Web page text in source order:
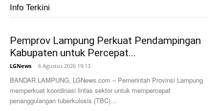
Info Terkini
Pemprov Lampung Perkuat Pendampingan
Kabupaten untuk Percepat...
LGNews - 6 Agustus 2026 19:13
BANDAR LAMPUNG, LGNews.com – Pemerintah Provinsi Lampung
memperkuat koordinasi lintas sektor untuk mempercepat
penanggulangan tuberkulosis (TBC)...